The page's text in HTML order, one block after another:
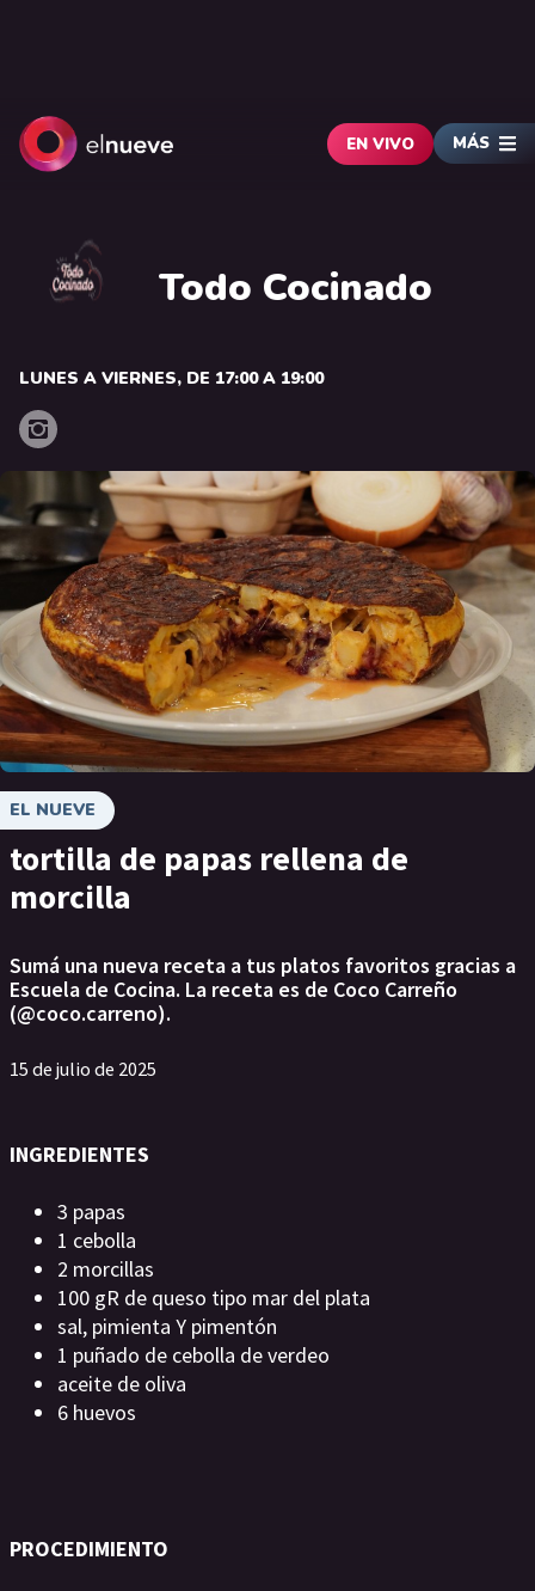
EN VIVO MÁS
Todo Cocinado
LUNES A VIERNES, DE 17:00 A 19:00
EL NUEVE
tortilla de papas rellena de
morcilla
Sumá una nueva receta a tus platos favoritos gracias a
Escuela de Cocina. La receta es de Coco Carreño
(@coco.carreno).
15 de julio de 2025
INGREDIENTES
3 papas
1 cebolla
2 morcillas
100 gR de queso tipo mar del plata
sal, pimienta Y pimentón
1 puñado de cebolla de verdeo
aceite de oliva
6 huevos
PROCEDIMIENTO